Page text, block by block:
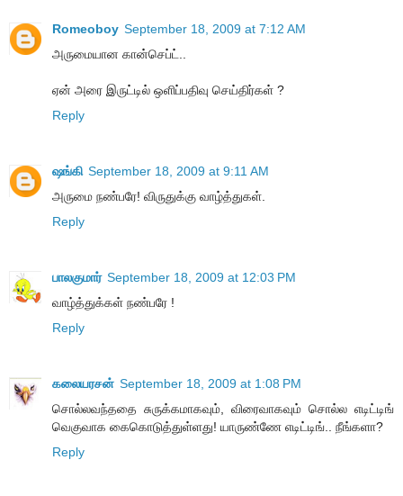
Romeoboy September 18, 2009 at 7:12 AM
அருமையான கான்செப்ட்..
ஏன் அரை இருட்டில் ஒளிப்பதிவு செய்திர்கள் ?
Reply
ஷங்கி September 18, 2009 at 9:11 AM
அருமை நண்பரே! விருதுக்கு வாழ்த்துகள்.
Reply
பாலகுமார் September 18, 2009 at 12:03 PM
வாழ்த்துக்கள் நண்பரே !
Reply
கலையரசன் September 18, 2009 at 1:08 PM
சொல்லவந்ததை சுருக்கமாகவும், விரைவாகவும் சொல்ல எடிட்டிங்
வெகுவாக கைகொடுத்துள்ளது! யாருண்ணே எடிட்டிங்.. நீங்களா?
Reply